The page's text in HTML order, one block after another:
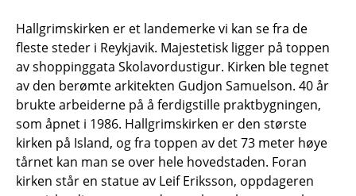
Hallgrimskirken er et landemerke vi kan se fra de
fleste steder i Reykjavik. Majestetisk ligger på toppen
av shoppinggata Skolavordustigur. Kirken ble tegnet
av den berømte arkitekten Gudjon Samuelson. 40 år
brukte arbeiderne på å ferdigstille praktbygningen,
som åpnet i 1986. Hallgrimskirken er den største
kirken på Island, og fra toppen av det 73 meter høye
tårnet kan man se over hele hovedstaden. Foran
kirken står en statue av Leif Eriksson, oppdageren